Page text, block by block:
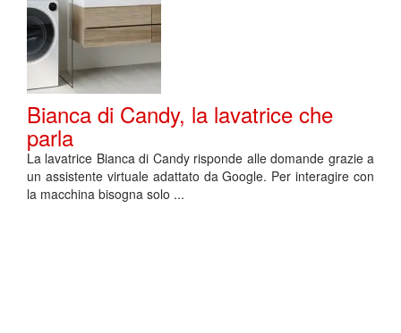
Bianca di Candy, la lavatrice che
parla
La lavatrice Bianca di Candy risponde alle domande grazie a
un assistente virtuale adattato da Google. Per interagire con
la macchina bisogna solo ...